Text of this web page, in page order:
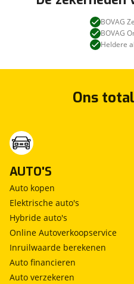
BOVAG
BOVAG
Heldere
Ons
AUTO'S
Auto kopen
Elektrische auto's
Hybride auto's
Online Autoverkoopservice
Inruilwaarde berekenen
Auto financieren
Auto verzekeren